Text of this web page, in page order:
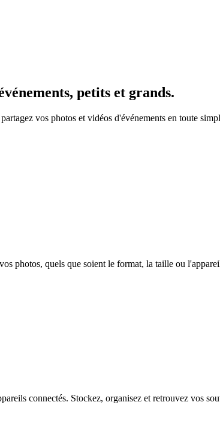
petits et grands.
vos photos et vidéos d'événements en toute
photos, quels que soient le format, la taille ou
connectés. Stockez, organisez et retrouvez vos